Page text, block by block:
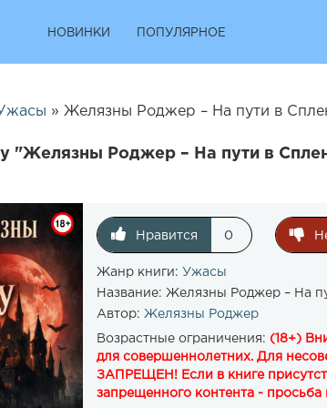
НОВИНКИ ПОПУЛЯРНОЕ
» Желязны Роджер – На пути в
"Желязны Роджер – На пути в
Нравится 0
Жанр книги: Ужасы
Название: Желязны Роджер – На
Автор: Желязны Роджер
Возрастные ограничения: (18+)
для совершеннолетних. Для
ЗАПРЕЩЕН! Если в книге
запрещенного контента - просьба